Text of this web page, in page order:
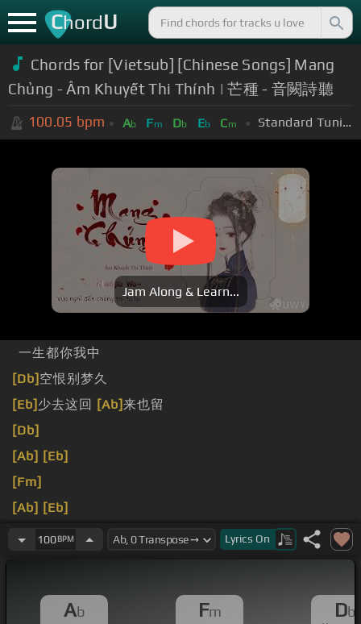
ChordU
Chords for [Vietsub] [Chinese Songs] Mang
Chủng - Âm Khuyết Thi Thính | 芒種 - 音闕詩聽
100.05 bpm Ab Fm Db Eb Cm Standard Tuning (EADGBE)
Jam Along & Learn...
一生都你我中
[Db] 空恨别梦久
[Eb] 少去这回 [Ab]来也留
[Db]
[Ab] [Eb]
[Fm]
[Ab] [Eb]
[Fm]夜显化的翅膀
100BPM Lyrics On
Ab Fm Db